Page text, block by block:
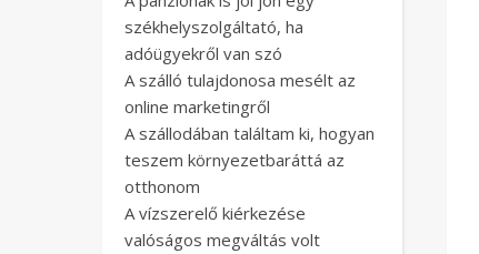
székhelyszolgáltató, ha
adóügyekről van szó
A szálló tulajdonosa mesélt az
online marketingről
A szállodában találtam ki, hogyan
teszem környezetbaráttá az
otthonom
A vízszerelő kiérkezése
valóságos megváltás volt